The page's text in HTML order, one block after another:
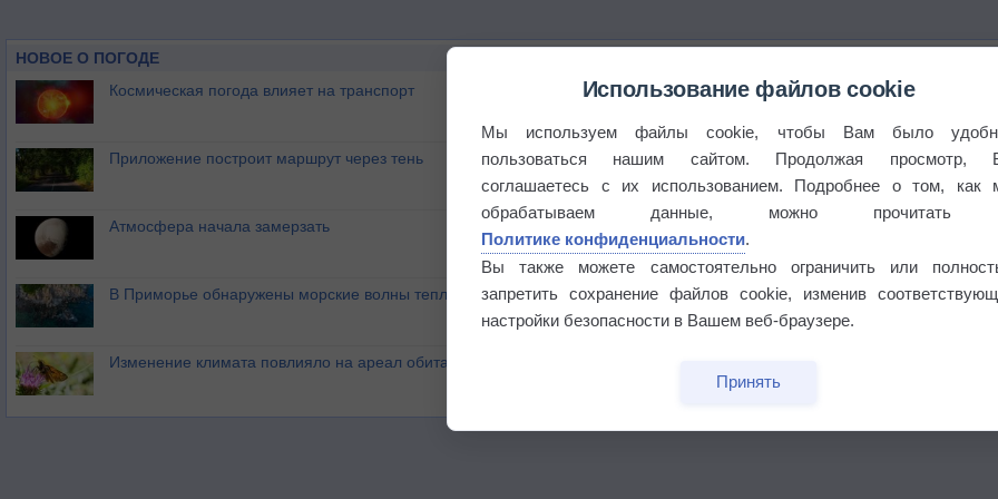
НОВОЕ О ПОГОДЕ
Космическая погода влияет на транспорт
Приложение построит маршрут через тень
Атмосфера начала замерзать
В Приморье обнаружены морские волны тепла
Изменение климата повлияло на ареал обитания бабочек
Использование файлов cookie
Мы используем файлы cookie, чтобы Вам было
пользоваться нашим сайтом. Продолжая просмотр,
соглашаетесь с их использованием. Подробнее о том, как
обрабатываем данные, можно прочитать
Политике конфиденциальности.
Вы также можете самостоятельно ограничить или
запретить сохранение файлов cookie, изменив
настройки безопасности в Вашем веб-браузере.
Принять